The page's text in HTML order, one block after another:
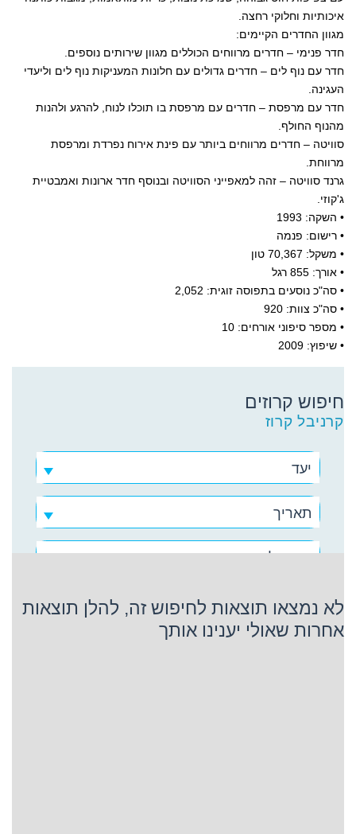
איכותיות וחלוקי רחצה.
מגוון החדרים הקיימים:
חדר פנימי – חדרים מרווחים הכוללים מגוון שירותים נוספים.
חדר עם נוף לים – חדרים גדולים עם חלונות המעניקות נוף לים וליעדי
העגינה.
חדר עם מרפסת – חדרים עם מרפסת בו תוכלו לנוח, להרגע ולהנות
מהנוף החולף.
סוויטה – חדרים מרווחים ביותר עם פינת אירוח נפרדת ומרפסת
מרווחת.
גרנד סוויטה – זהה למאפייני הסוויטה ובנוסף חדר ארונות ואמבטיית
ג'קוזי.
• השקה: 1993
• רישום: פנמה
• משקל: 70,367 טון
• אורך: 855 רגל
• סה"כ נוסעים בתפוסה זוגית: 2,052
• סה"כ צוות: 920
• מספר סיפוני אורחים: 10
• שיפוץ: 2009
חיפוש קרוזים
קרניבל קרוז
יעד
תאריך
קרניבל קרוז
לא נמצאו תוצאות לחיפוש זה, להלן תוצאות
אחרות שאולי יענינו אותך